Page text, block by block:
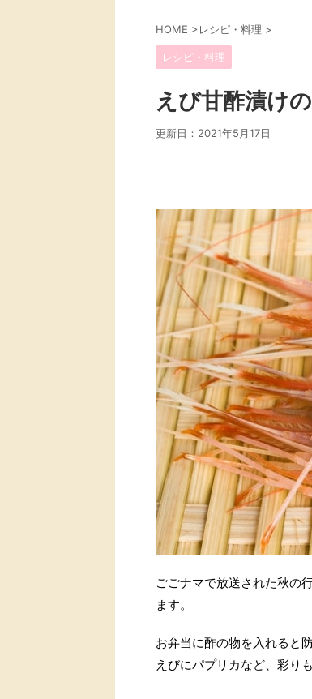
HOME >レシピ・料理 >
レシピ・料理
えび甘酢漬け
更新日： 2021年5月17日
ごごナマで放送された秋の
ます。
お弁当に酢の物を入れると
えびにパプリカなど、彩り